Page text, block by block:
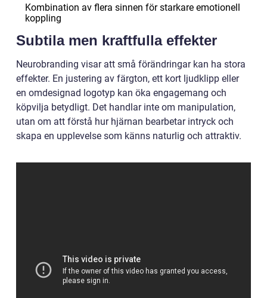
Kombination av flera sinnen för starkare emotionell
koppling
Subtila men kraftfulla effekter
Neurobranding visar att små förändringar kan ha stora
effekter. En justering av färgton, ett kort ljudklipp eller
en omdesignad logotyp kan öka engagemang och
köpvilja betydligt. Det handlar inte om manipulation,
utan om att förstå hur hjärnan bearbetar intryck och
skapa en upplevelse som känns naturlig och attraktiv.